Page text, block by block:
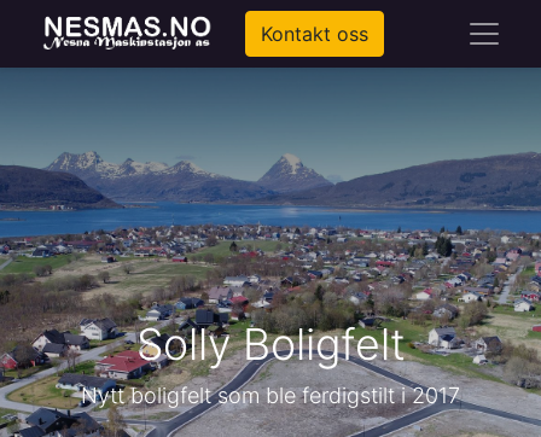
Kontakt oss
Solly Boligfelt
Nytt boligfelt som ble ferdigstilt i 2017